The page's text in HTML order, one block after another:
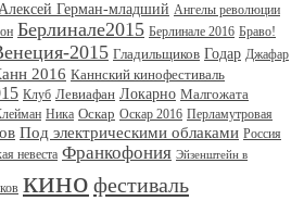
Герман-младший Ангелы революции
Берлинале2015 Берлинале 2016 Браво!
2015 Гладильщиков Годар Джафар
2016 Каннский кинофестиваль
Клуб Левиафан Локарно Малгожата
Ника Оскар Оскар 2016 Перламутровая
Под электрическими облаками Россия
невеста Франкофония Эйзенштейн в
кино фестиваль